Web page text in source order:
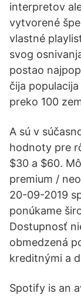
interpretov
vytvorené
vlastné
svog
postao
čija
preko 100
A sú v
hodnoty pre
$30 a $60.
premium /
20-09-2019
ponúkame
Dostupnosť
obmedzená
kreditnými a
Spotify is an